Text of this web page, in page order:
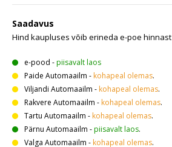
Saadavus
Hind kaupluses võib erineda e-poe hinnast
e-pood -piisavalt laos
Paide Automaailm - kohapeal olemas.
Viljandi Automaailm - kohapeal olemas.
Rakvere Automaailm - kohapeal olemas.
Tartu Automaailm - kohapeal olemas.
Pärnu Automaailm -piisavalt laos.
Valga Automaailm - kohapeal olemas.